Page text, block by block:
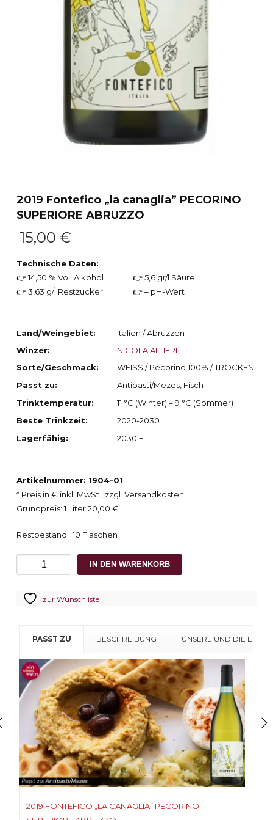
2019 Fontefico „la canaglia” PECORINO
SUPERIORE ABRUZZO
15,00€
Technische Daten:
👉 14,50 % Vol. Alkohol
👉 5,6 gr/l Säure
👉 3,63 g/l Restzucker
👉 – pH-Wert
Land/Weingebiet:
Italien / Abruzzen
Winzer:
NICOLA ALTIERI
Sorte/Geschmack:
WEISS / Pecorino 100% / TROCKEN
Passt zu:
Antipasti/Mezes, Fisch
Trinktemperatur:
11 °C (Winter) – 9 °C (Sommer)
Beste Trinkzeit:
2020-2030
Lagerfähig:
2030 +
Artikelnummer: 1904-01
* Preis in € inkl. MwSt., zzgl. Versandkosten
Grundpreis: 1 Liter 20,00 €
Restbestand: 10 Flaschen
Fontefico
canaglia”
ABRUZZO
Menge
IN DEN WARENKORB
zur Wunschliste
PASST ZU BESCHREIBUNG UNSERE UND DIE
2019 FONTEFICO „LA CANAGLIA” PECORINO